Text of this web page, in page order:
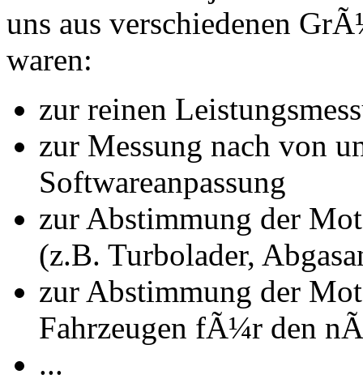
uns aus verschiedenen
waren:
zur reinen
zur Messung nach von
Softwareanpassung
zur Abstimmung der
(z.B. Turbolader,
zur Abstimmung der
Fahrzeugen fÃ¼r den
...